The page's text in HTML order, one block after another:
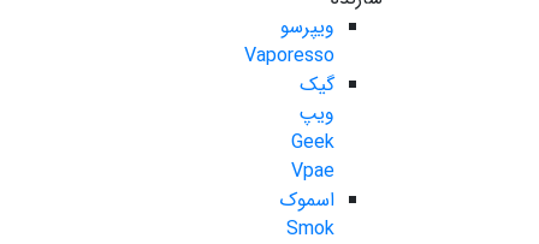
ویپرسو
Vaporesso
گیک
ویپ
Geek
Vpae
اسموک
Smok